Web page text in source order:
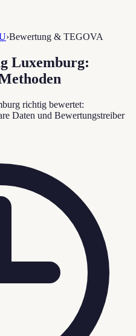
›Bewertung & TEGOVA
Luxemburg:
richtig bewertet:
Daten und Bewertungstreiber